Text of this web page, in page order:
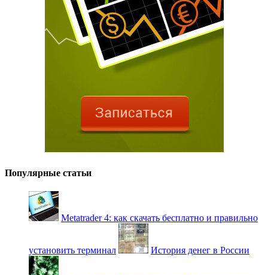
Популярные статьи
Metatrader 4: как скачать бесплатно и правильно
установить терминал История денег в России